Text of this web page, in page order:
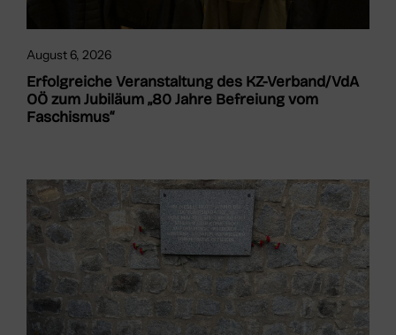
August 6, 2026
Erfolgreiche Veranstaltung des KZ-Verband/VdA
OÖ zum Jubiläum „80 Jahre Befreiung vom
Faschismus“